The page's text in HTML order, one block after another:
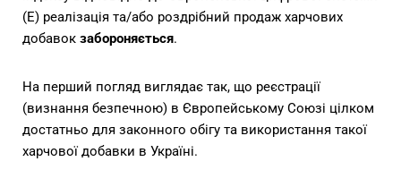
(Е) реалізація та/або роздрібний продаж харчових
добавок забороняється.
На перший погляд виглядає так, що реєстрації
(визнання безпечною) в Європейському Союзі цілком
достатньо для законного обігу та використання такої
харчової добавки в Україні.